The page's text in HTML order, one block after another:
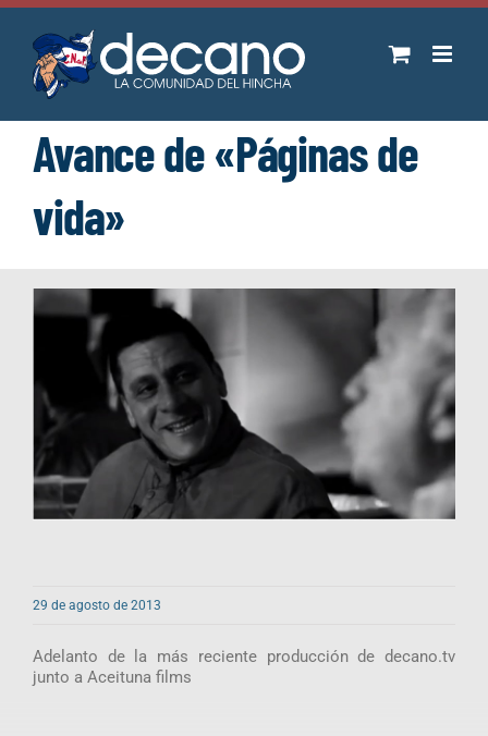
Saltar
contenido
Avance de «Páginas de
vida»
29 de agosto de 2013
Adelanto de la más reciente producción de decano.tv
junto a Aceituna films